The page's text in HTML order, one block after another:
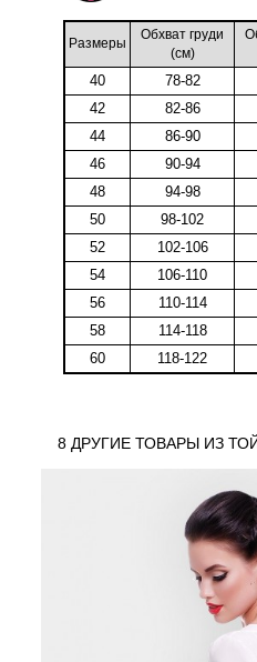
Размеры
Обхват груди
(cм)
40 78-82
42
82-86
44
86-90
46
90-94
48
94-98
50
98-102
52
102-106
54
106-110
56
110-114
58
114-118
60
118-122
8 ДРУГИЕ ТОВАРЫ ИЗ